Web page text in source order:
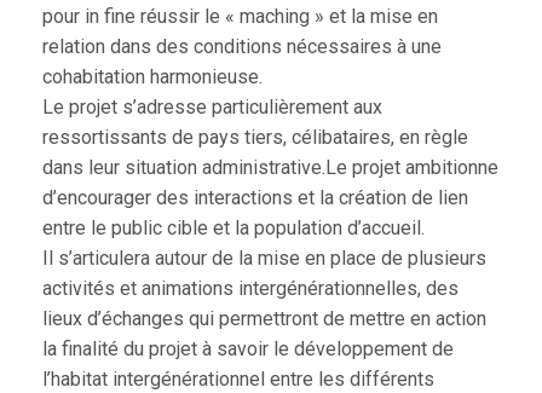
pour in fine réussir le « maching » et la mise en
relation dans des conditions nécessaires à une
cohabitation harmonieuse.
Le projet s’adresse particulièrement aux
ressortissants de pays tiers, célibataires, en règle
dans leur situation administrative.Le projet ambitionne
d’encourager des interactions et la création de lien
entre le public cible et la population d’accueil.
Il s’articulera autour de la mise en place de plusieurs
activités et animations intergénérationnelles, des
lieux d’échanges qui permettront de mettre en action
la finalité du projet à savoir le développement de
l’habitat intergénérationnel entre les différents